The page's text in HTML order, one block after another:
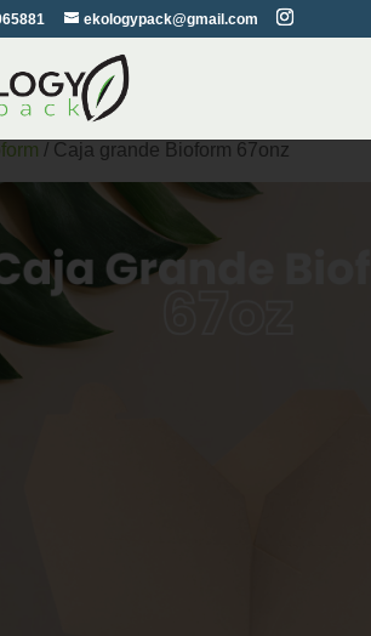
ekologypack@gmail.com
/ Caja grande Bioform 67onz